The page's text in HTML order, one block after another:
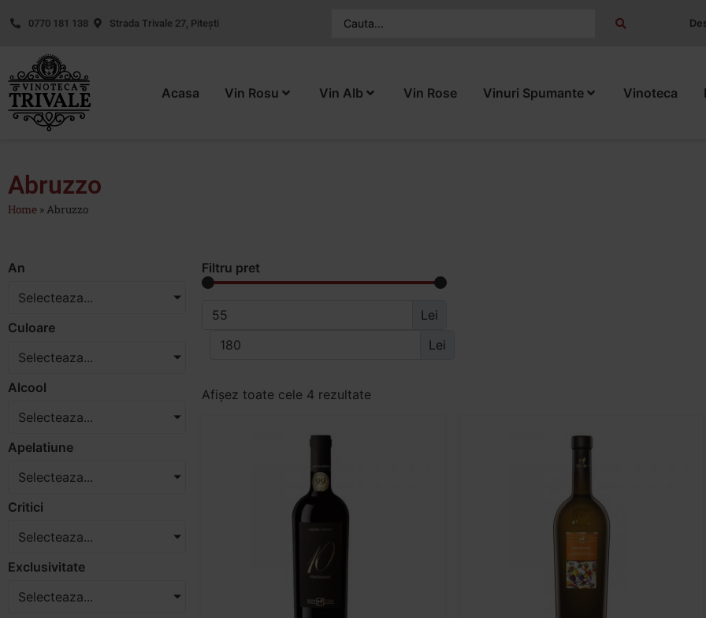
0770 181 138 Strada Trivale 27, Pitești
Acasa Vin Rosu Vin Alb Vin Rose Vinuri Spumante Vinoteca
Abruzzo
Home » Abruzzo
An
Selecteaza...
Culoare
Selecteaza...
Alcool
Selecteaza...
Apelatiune
Selecteaza...
Critici
Selecteaza...
Exclusivitate
Selecteaza...
Filtru pret
Lei
Lei
Afișez toate cele 4 rezultate